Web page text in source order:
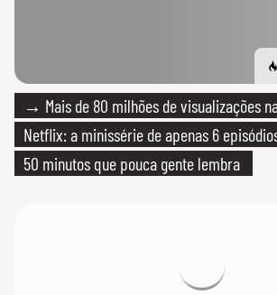
→ Mais de 80 milhões de visualizações
Netflix: a minissérie de apenas 6 episódios
50 minutos que pouca gente lembra